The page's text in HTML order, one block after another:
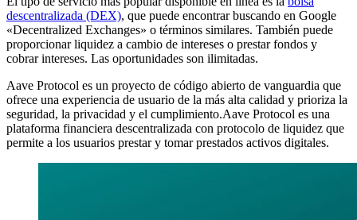
descentralizada (DEX), que puede encontrar buscando en Google
«Decentralized Exchanges» o términos similares. También puede
proporcionar liquidez a cambio de intereses o prestar fondos y
cobrar intereses. Las oportunidades son ilimitadas.
Aave Protocol es un proyecto de código abierto de vanguardia que
ofrece una experiencia de usuario de la más alta calidad y prioriza la
seguridad, la privacidad y el cumplimiento.Aave Protocol es una
plataforma financiera descentralizada con protocolo de liquidez que
permite a los usuarios prestar y tomar prestados activos digitales.